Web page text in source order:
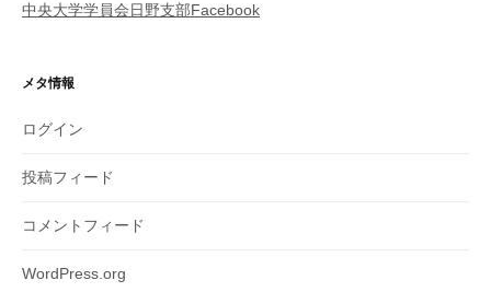
中央大学学員会日野支部Facebook
メタ情報
ログイン
投稿フィード
コメントフィード
WordPress.org